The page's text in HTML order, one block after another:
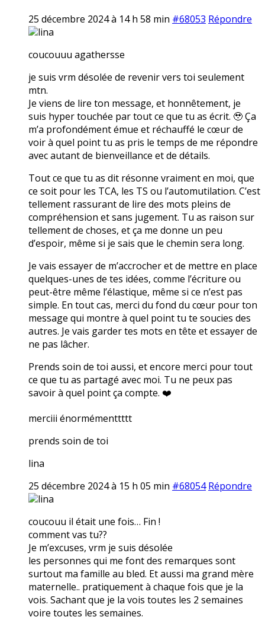
25 décembre 2024 à 14 h 58 min #68053 Répondre
lina
coucouuu agathersse
je suis vrm désolée de revenir vers toi seulement
mtn.
Je viens de lire ton message, et honnêtement, je
suis hyper touchée par tout ce que tu as écrit. 🥹 Ça
m’a profondément émue et réchauffé le cœur de
voir à quel point tu as pris le temps de me répondre
avec autant de bienveillance et de détails.
Tout ce que tu as dit résonne vraiment en moi, que
ce soit pour les TCA, les TS ou l’automutilation. C’est
tellement rassurant de lire des mots pleins de
compréhension et sans jugement. Tu as raison sur
tellement de choses, et ça me donne un peu
d’espoir, même si je sais que le chemin sera long.
Je vais essayer de m’accrocher et de mettre en place
quelques-unes de tes idées, comme l’écriture ou
peut-être même l’élastique, même si ce n’est pas
simple. En tout cas, merci du fond du cœur pour ton
message qui montre à quel point tu te soucies des
autres. Je vais garder tes mots en tête et essayer de
ne pas lâcher.
Prends soin de toi aussi, et encore merci pour tout
ce que tu as partagé avec moi. Tu ne peux pas
savoir à quel point ça compte. ❤️
merciii énormémenttttt
prends soin de toi
lina
25 décembre 2024 à 15 h 05 min #68054 Répondre
lina
coucouu il était une fois… Fin !
comment vas tu??
Je m’excuses, vrm je suis désolée
les personnes qui me font des remarques sont
surtout ma famille au bled. Et aussi ma grand mère
maternelle.. pratiquement à chaque fois que je la
vois. Sachant que je la vois toutes les 2 semaines
voire toutes les semaines.